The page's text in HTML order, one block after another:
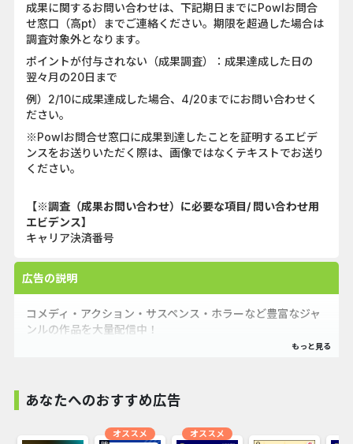
成果に関するお問い合わせは、下記期日までにPowlお問合
せ窓口（高pt）までご連絡ください。期限を超過した場合は
調査対象外となります。
ポイントが付与されない（成果調査）：成果達成した日の
翌々月の20日まで
例）2/10に成果達成した場合、4/20までにお問い合わせく
ださい。
※Powlお問合せ窓口に成果到達したことを証明するエビデ
ンスをお送りいただく際は、画像ではなくテキストでお送り
ください。
【※調査（成果お問い合わせ）に必要な項目/ 問い合わせ用
エビデンス】
キャリア決済番号
広告の説明
コメディ・アクション・サスペンス・ホラーなど豊富なジャ
ンルの作品を大量配信中！
あなたへのおすすめ広告
オススメ オススメ